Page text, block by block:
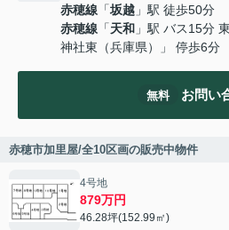
赤穂線 「坂越 」駅 徒歩50分
赤穂線 「天和 」駅 バス15分
神社東（兵庫県）」 停歩6分
無料 お問い
赤穂市加里屋/全10区画の販売中物件
4号地
879万円
46.28坪(152.99㎡)